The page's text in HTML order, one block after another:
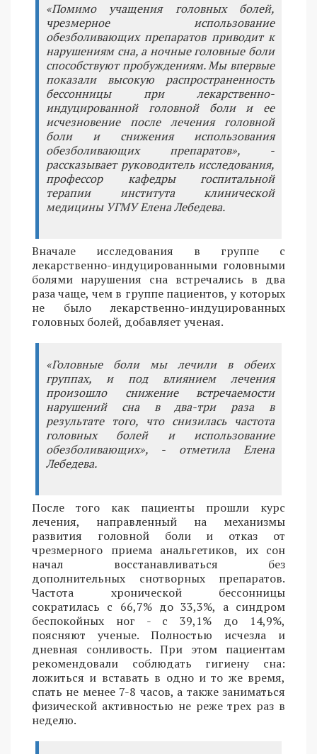
«Помимо учащения головных болей,
чрезмерное использование
обезболивающих препаратов приводит к
нарушениям сна, а ночные головные боли
способствуют пробуждениям. Мы впервые
показали высокую распространенность
бессонницы при лекарственно-
индуцированной головной боли и ее
исчезновение после лечения головной
боли и снижения использования
обезболивающих препаратов», -
рассказывает руководитель исследования,
профессор кафедры госпитальной
терапии института клинической
медицины УГМУ Елена Лебедева.
Вначале исследования в группе с
лекарственно-индуцированными головными
болями нарушения сна встречались в два
раза чаще, чем в группе пациентов, у которых
не было лекарственно-индуцированных
головных болей, добавляет ученая.
«Головные боли мы лечили в обеих
группах, и под влиянием лечения
произошло снижение встречаемости
нарушений сна в два-три раза в
результате того, что снизилась частота
головных болей и использование
обезболивающих», - отметила Елена
Лебедева.
После того как пациенты прошли курс
лечения, направленный на механизмы
развития головной боли и отказ от
чрезмерного приема анальгетиков, их сон
начал восстанавливаться без
дополнительных снотворных препаратов.
Частота хронической бессонницы
сократилась с 66,7% до 33,3%, а синдром
беспокойных ног - с 39,1% до 14,9%,
поясняют ученые. Полностью исчезла и
дневная сонливость. При этом пациентам
рекомендовали соблюдать гигиену сна:
ложиться и вставать в одно и то же время,
спать не менее 7-8 часов, а также заниматься
физической активностью не реже трех раз в
неделю.